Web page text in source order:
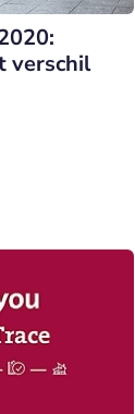
verschil